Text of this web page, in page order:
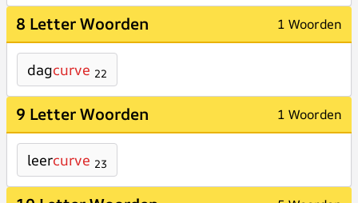
8 Letter Woorden 1 Woorden
dagcurve 22
9 Letter Woorden 1 Woorden
leercurve 23